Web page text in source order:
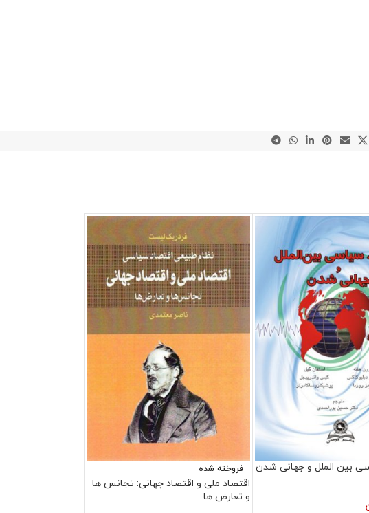
بین الملل و جهانی شدن فروخته شده
اقتصاد ملی و اقتصاد جهانی: تجانس ها
و تعارض ها